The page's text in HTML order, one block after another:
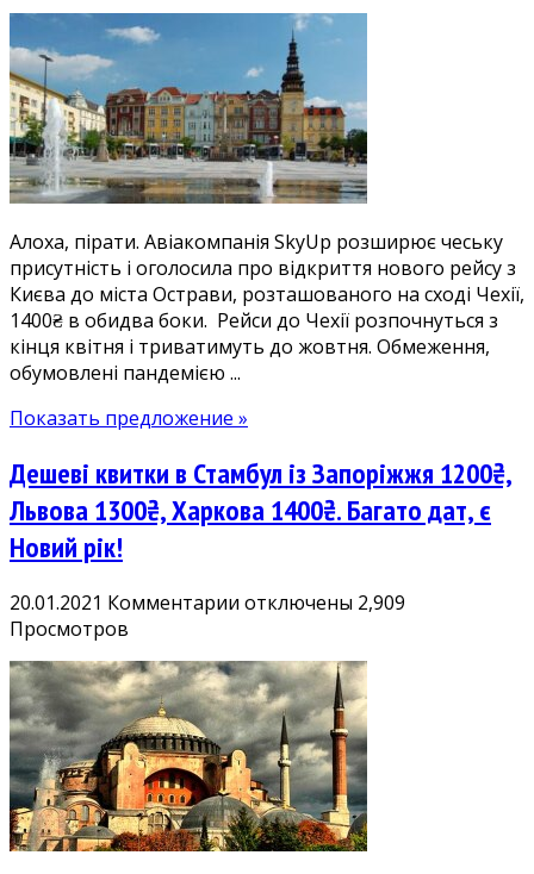
більше
Дешеві
квитки
Київ
—
Острава
у
квітні-
жовтні
Алоха, пірати. Авіакомпанія SkyUp розширює чеську
присутність і оголосила про відкриття нового рейсу з
Києва до міста Острави, розташованого на сході Чехії,
1400₴ в обидва боки. Рейси до Чехії розпочнуться з
кінця квітня і триватимуть до жовтня. Обмеження,
обумовлені пандемією ...
Показать предложение »
Дешеві квитки в Стамбул із Запоріжжя 1200₴,
Львова 1300₴, Харкова 1400₴. Багато дат, є
Новий рік!
20.01.2021 Комментарии к
квитки
в
Стамбул
із
Запоріжжя
1200₴,
Львова
отключены 2,909
Просмотров